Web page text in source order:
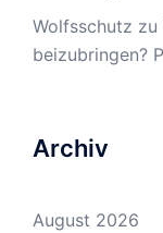
Wolfsschutz zu
beizubringen?
Archiv
August 2026